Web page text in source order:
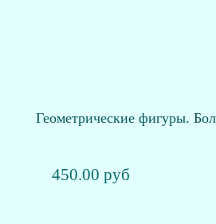
Геометрические фигуры.
450.00 руб